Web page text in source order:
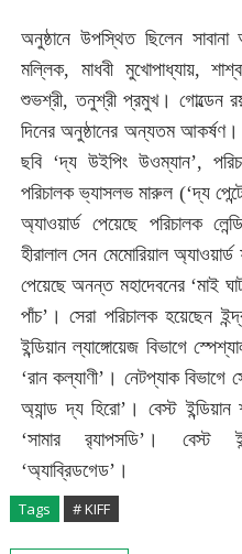
অনুষ্ঠানে উপস্থিত ছিলেন
মল্লিক, মাধবী মুখোপাধ্যায়,
শুভশ্রী, তনুশ্রী প্রমুখ। গোল্ডেন
দিনের অনুষ্ঠানের অন্যতম আকর্ষণ।
ছবি ‘দ্য উইপিং উওম্যান’,
পরিচালক ভ্যাসলভ মারুল (‘দ্য
অ্যাওয়ার্ড পেয়েছে পরিচালক
হীরালাল সেন মেমোরিয়াল
পেয়েছে অনন্ত মহাদেবনের ‘মাই
পাঁচ’। সেরা পরিচালক হয়েছেন
ইন্ডিয়ান ল্যাঙ্গোয়েজ বিভাগে
‘রান কল্যাণী’। নেটপ্যাক
অ্যান্ড দ্য হিরো’। বেস্ট ইন্ডিয়ান
‘সামার র‌্যাপসডি’। বেস্ট
‘অ্যাব্রিডগেড’।
Tags # KIFF